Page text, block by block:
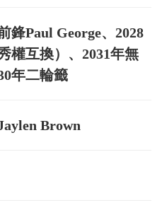
鋒Paul George、2028
權互換）、2031年無
年二輪籤
Brown